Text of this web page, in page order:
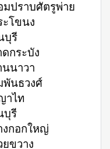
ปราบศัตรูพ่าย
โขนง
บุรี
กระบัง
นาวา
นธวงศ์
าไท
บุรี
กอกใหญ่
ขวาง